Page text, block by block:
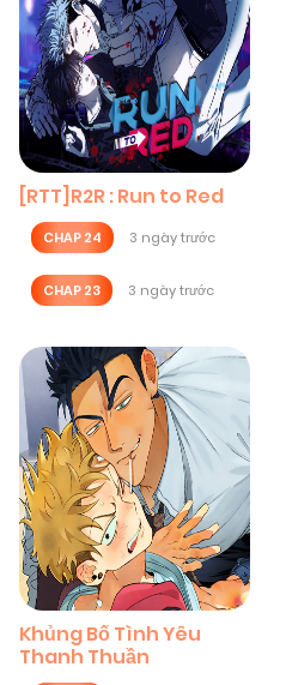
[RTT]R2R : Run to Red
CHAP 24 3 ngày trước
CHAP 23 3 ngày trước
Khủng Bố Tình Yêu
Thanh Thuần